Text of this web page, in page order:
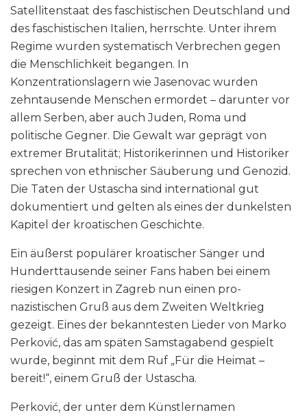
Satellitenstaat des faschistischen Deutschland und
des faschistischen Italien, herrschte. Unter ihrem
Regime wurden systematisch Verbrechen gegen
die Menschlichkeit begangen. In
Konzentrationslagern wie Jasenovac wurden
zehntausende Menschen ermordet – darunter vor
allem Serben, aber auch Juden, Roma und
politische Gegner. Die Gewalt war geprägt von
extremer Brutalität; Historikerinnen und Historiker
sprechen von ethnischer Säuberung und Genozid.
Die Taten der Ustascha sind international gut
dokumentiert und gelten als eines der dunkelsten
Kapitel der kroatischen Geschichte.
Ein äußerst populärer kroatischer Sänger und
Hunderttausende seiner Fans haben bei einem
riesigen Konzert in Zagreb nun einen pro-
nazistischen Gruß aus dem Zweiten Weltkrieg
gezeigt. Eines der bekanntesten Lieder von Marko
Perković, das am späten Samstagabend gespielt
wurde, beginnt mit dem Ruf „Für die Heimat –
bereit!“, einem Gruß der Ustascha.
Perković, der unter dem Künstlernamen